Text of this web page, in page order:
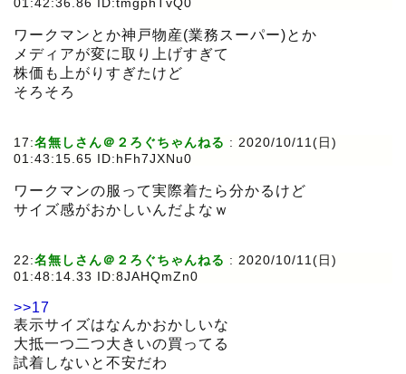
01:42:36.86 ID:tmgphTvQ0
ワークマンとか神戸物産(業務スーパー)とか
メディアが変に取り上げすぎて
株価も上がりすぎたけど
そろそろ
17:名無しさん＠２ろぐちゃんねる : 2020/10/11(日)
01:43:15.65 ID:hFh7JXNu0
ワークマンの服って実際着たら分かるけど
サイズ感がおかしいんだよなｗ
22:名無しさん＠２ろぐちゃんねる : 2020/10/11(日)
01:48:14.33 ID:8JAHQmZn0
>>17
表示サイズはなんかおかしいな
大抵一つ二つ大きいの買ってる
試着しないと不安だわ